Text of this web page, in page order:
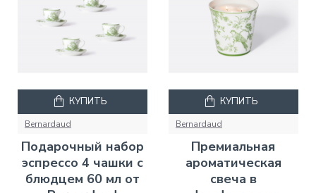
Bernardaud
Подарочный набор
эспрессо 4 чашки с
блюдцем 60 мл от
КУПИТЬ
Bernardaud
Премиальная
ароматическая
свеча в
КУПИТЬ